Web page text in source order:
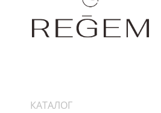
КАТАЛОГ